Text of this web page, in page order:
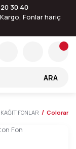
30 40
Fonlar hariç
ARA
KAĞIT FONLAR Colorama